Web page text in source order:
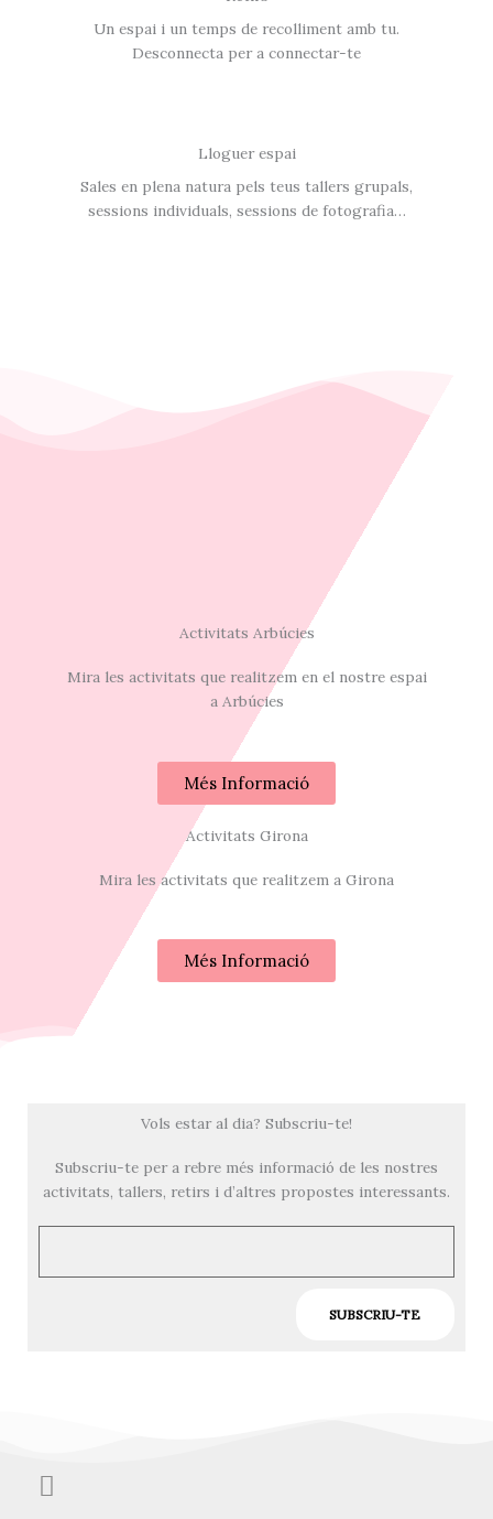
Un espai i un temps de recolliment amb tu.
Desconnecta per a connectar-te
Lloguer espai
Sales en plena natura pels teus tallers grupals,
sessions individuals, sessions de fotografia…
Activitats Arbúcies
Mira les activitats que realitzem en el nostre espai
a Arbúcies
Més Informació
Activitats Girona
Mira les activitats que realitzem a Girona
Més Informació
Vols estar al dia? Subscriu-te!
Subscriu-te per a rebre més informació de les nostres
activitats, tallers, retirs i d’altres propostes interessants.
SUBSCRIU-TE